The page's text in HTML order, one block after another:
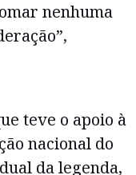
nenhuma
teve o apoio à
nacional do
da legenda,